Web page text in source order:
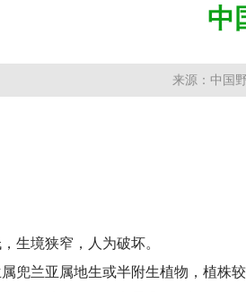
中
来源：中国
生境狭窄，人为破坏。
兜兰亚属地生或半附生植物， 植株